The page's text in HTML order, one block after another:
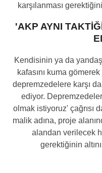
karşılanması
'AKP AYNI
Kendisinin ya da
kafasını kuma
depremzedelere karşı
ediyor.
olmak istiyoruz' çağrısı
malik adına, proje
alandan verilecek
gerektiğinin